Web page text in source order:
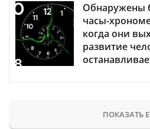
Обнаружены
часы-
когда они
развитие
ПОКАЗАТЬ